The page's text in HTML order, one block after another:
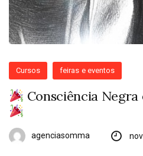
Cursos feiras e eventos
Consciência
agenciasomma